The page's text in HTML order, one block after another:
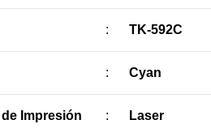
: TK-592C
: Cyan
Impresión : Laser